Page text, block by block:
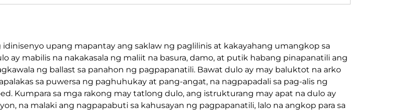
upang mapantay ang saklaw ng paglilinis at kakayahang umangkop sa
ay mabilis na nakakasala ng maliit na basura, damo, at putik habang pinapanatili ang
ng ballast sa panahon ng pagpapanatili. Bawat dulo ay may baluktot na arko
sa puwersa ng paghuhukay at pang-angat, na nagpapadali sa pag-alis ng
Kumpara sa mga rakong may tatlong dulo, ang istrukturang may apat na dulo ay
na malaki ang nagpapabuti sa kahusayan ng pagpapanatili, lalo na angkop para sa